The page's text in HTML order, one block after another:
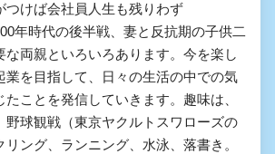
つけば会社員人生も残りわず
年時代の後半戦、妻と反抗期の子供二
な両親といろいろあります。今を楽し
業を目指して、日々の生活の中での気
ことを発信していきます。趣味は、
野球観戦（東京ヤクルトスワローズの
ング、ランニング、水泳、落書き。